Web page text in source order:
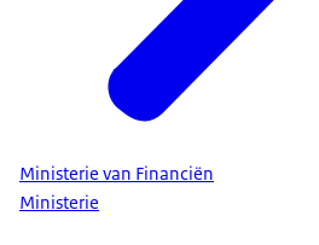
Ministerie van Financiën
Ministerie